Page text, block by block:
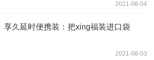
2021-08-04
享久延时便携装：把xing福装进口袋
2021-08-03